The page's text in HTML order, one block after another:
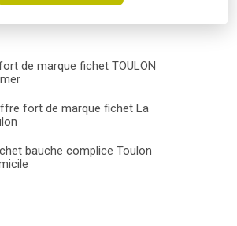
de marque fichet TOULON
fort de marque fichet La
bauche complice Toulon